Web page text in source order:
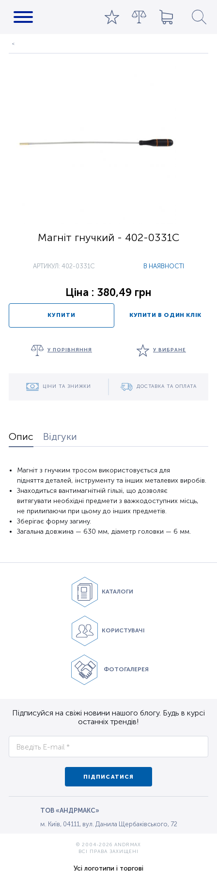
Магніт гнучкий - 402-0331C
АРТИКУЛ: 402-0331C В НАЯВНОСТІ
Ціна : 380,49 грн
КУПИТИ КУПИТИ В ОДИН КЛІК
У ПОРІВНЯННЯ У ВИБРАНЕ
ЦІНИ ТА ЗНИЖКИ ДОСТАВКА ТА ОПЛАТА
Опис Відгуки
Магніт з гнучким тросом використовується для
підняття деталей, інструменту та інших металевих виробів.
Знаходиться вантимагнітній гільзі, що дозволяє
витягувати необхідні предмети з важкодоступних місць,
не прилипаючи при цьому до інших предметів.
Зберігає форму загину.
Загальна довжина — 630 мм, діаметр головки — 6 мм.
КАТАЛОГИ
КОРИСТУВАЧІ
ФОТОГАЛЕРЕЯ
Підписуйся на свіжі новини нашого блогу. Будь в курсі
останніх трендів!
ПІДПИСАТИСЯ
ТОВ «АНДРМАКС»
м. Київ, 04111, вул. Данила Щербаківського, 72
© 2004-2026 ANDRMAX
ВСІ ПРАВА ЗАХИЩЕНІ
Усі логотипи і торгові